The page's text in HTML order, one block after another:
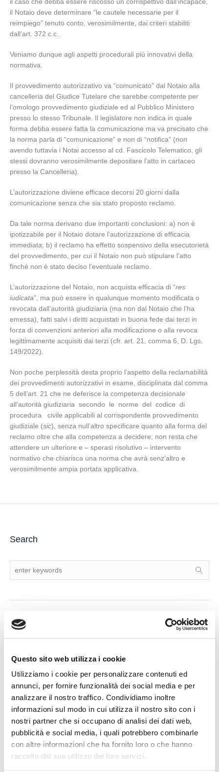
Questo sito web utilizza i cookie
Utilizziamo i cookie per personalizzare contenuti ed
annunci, per fornire funzionalità dei social media e per
analizzare il nostro traffico. Condividiamo inoltre
informazioni sul modo in cui utilizza il nostro sito con i
nostri partner che si occupano di analisi dei dati web,
pubblicità e social media, i quali potrebbero combinarle
con altre informazioni che ha fornito loro o che hanno
raccolto dal suo utilizzo dei loro servizi.
il Notaio deve determinare “le cautele necessarie per il
reimpiego” tenuto conto, verosimilmente, dai criteri stabiliti
dall’art. 372 c.c..
Veniamo dunque agli aspetti procedurali più innovativi della
normativa.
Il provvedimento autorizzativo va “comunicato” dal Notaio alla
cancelleria del Giudice Tutelare che sarebbe competente per
l’omologo provvedimento giudiziale ed al Pubblico Ministero
presso lo stesso Tribunale. Il legislatore non indica in quale
forma debba essere fatta la comunicazione ma va precisato che
la norma parla di “comunicazione” e non di “notifica” (non
avendo tuttavia i Notai accesso al cd. Fascicolo Telematico, gli
stessi dovranno verosimilmente depositare l’atto in cartaceo
presso la Cancelleria).
L’autorizzazione diviene efficace decorsi 20 giorni dalla
comunicazione senza che sia stato proposto reclamo.
Da tale norma derivano due importanti conclusioni: a) non è
ipotizzabile per il Notaio dotare l’autorizzazione di efficacia
immediata; b) il reclamo ha effetto sospensivo della esecutorietà
del provvedimento, per cui il Notaio non può stipulare l’atto
finché non è stato deciso l’eventuale reclamo.
L’autorizzazione del Notaio, non acquista efficacia di “res
iudicata”, ma può essere in qualunque momento modificata o
revocata dall’autorità giudiziaria (ma non dal Notaio che l’ha
emessa), fatti salvi i diritti acquistati in buona fede dai terzi in
forza di convenzioni anteriori alla modificazione o alla revoca
legittimamente acquisiti dai terzi (cfr. art. 21, comma 6, D. Lgs.
149/2022).
Non poche perplessità desta proprio l’aspetto della reclamabilità
dei provvedimenti autorizzativi in esame, disciplinata dal comma
5 dell’art. 21 che ne deferisce la competenza decisionale
all’autorità giudiziaria secondo le norme del codice di
procedura civile applicabili al corrispondente provvedimento
giudiziale (sic), senza null’altro specificare quanto alla forma del
reclamo oltre che alla competenza a decidere; non resta che
attendere un ulteriore e – sperasi risolutivo – intervento
normativo che chiarisca una norma che avrà senz’altro e
verosimilmente ampia portata applicativa.
Search
Recent Posts
IL DDL S.1595: NUOVE REGOLE SULLA CHIUSURA
DEI CONTI CORRENTI E SULL’EVENTUALE RIFIUTO
DI APERTURA DI NUOVI RAPPORTI BANCARI
31 July 2026
POSSIBILE ACCESSO ALLA PROCEDURA DI
RISTRUTTURAZIONE DEI DEBITI DEL
CONSUMATORE ANCHE PER L’IMPRENDITORE